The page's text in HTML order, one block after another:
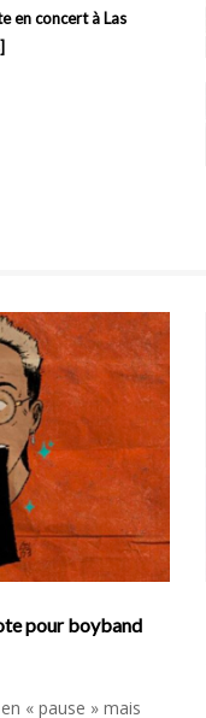
en concert à Las
pour boyband
« pause » mais